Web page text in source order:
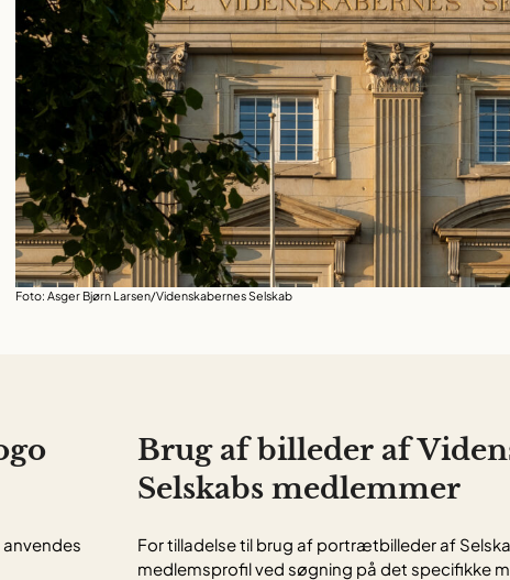
Foto: Asger Bjørn Larsen/Videnskabernes Selskab
Brug af billeder af
Selskabs medlemmer
For tilladelse til brug af portrætbilleder af
medlemsprofil ved søgning på det specifikke